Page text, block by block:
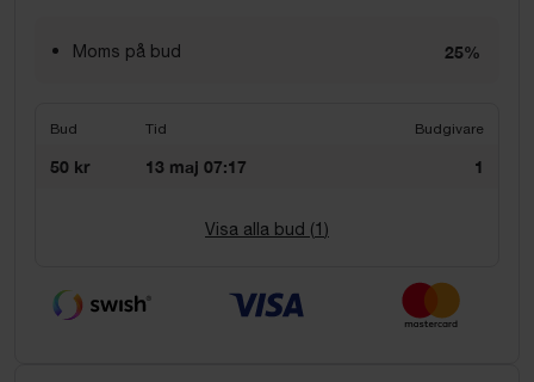
Moms på bud 25%
Bud Tid Budgivare
50 kr 13 maj 07:17 1
Visa alla bud (1 )